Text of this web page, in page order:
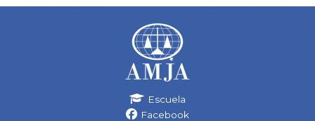
Escuela
Facebook